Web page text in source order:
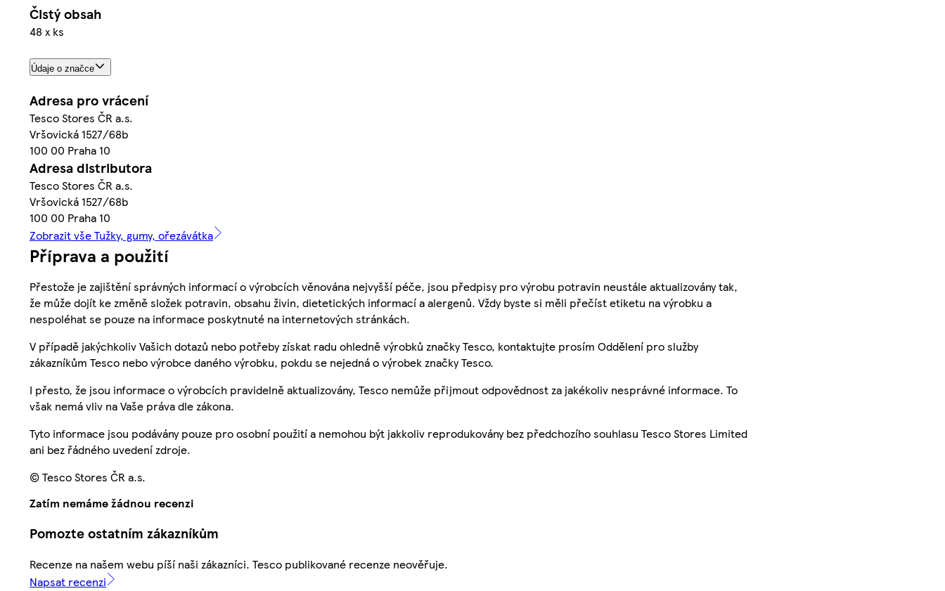
Čistý obsah
48 x ks
Údaje o značce
Adresa pro vrácení
Tesco Stores ČR a.s.
Vršovická 1527/68b
100 00 Praha 10
Adresa distributora
Tesco Stores ČR a.s.
Vršovická 1527/68b
100 00 Praha 10
Zobrazit vše Tužky, gumy, ořezávátka
Příprava a použití
Přestože je zajištění správných informací o výrobcích věnována nejvyšší péče, jsou předpisy pro výrobu potravin neustále aktualizovány tak,
že může dojít ke změně složek potravin, obsahu živin, dietetických informací a alergenů. Vždy byste si měli přečíst etiketu na výrobku a
nespoléhat se pouze na informace poskytnuté na internetových stránkách.
V případě jakýchkoliv Vašich dotazů nebo potřeby získat radu ohledně výrobků značky Tesco, kontaktujte prosím Oddělení pro služby
zákazníkům Tesco nebo výrobce daného výrobku, pokdu se nejedná o výrobek značky Tesco.
I přesto, že jsou informace o výrobcích pravidelně aktualizovány, Tesco nemůže přijmout odpovědnost za jakékoliv nesprávné informace. To
však nemá vliv na Vaše práva dle zákona.
Tyto informace jsou podávány pouze pro osobní použití a nemohou být jakkoliv reprodukovány bez předchozího souhlasu Tesco Stores Limited
ani bez řádného uvedení zdroje.
© Tesco Stores ČR a.s.
Zatím nemáme žádnou recenzi
Pomozte ostatním zákazníkům
Recenze na našem webu píší naši zákazníci. Tesco publikované recenze neověřuje.
Napsat recenzi